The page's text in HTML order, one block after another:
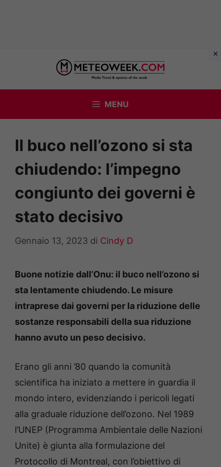
contenuto
MENU
Il buco nell’ozono si sta
chiudendo: l’impegno
congiunto dei governi è
stato decisivo
Gennaio 13, 2023 di Cindy D
Buone notizie dall’Onu: il buco nell’ozono si
sta lentamente chiudendo. Le misure
intraprese dai governi per la riduzione delle
sostanze responsabili della sua riduzione
hanno avuto un peso decisivo.
Erano gli anni ’80 quando la comunità
scientifica ha iniziato a mettere in guardia il
mondo intero, evidenziando i pericoli legati
alla graduale riduzione dell’ozono. Nel 1989
l’UNEP (Programma Ambientale delle Nazioni
Unite) è giunta alla formulazione del
Protocollo di Montreal, con l’obiettivo di